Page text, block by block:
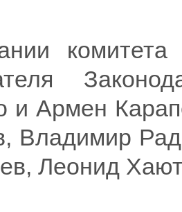
комитета
и Армен
Владимир
Леонид